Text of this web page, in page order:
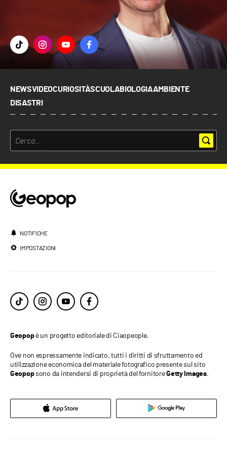
NEWSVIDEOCURIOSITÀSCUOLABIOLOGIAAMBIENTE
DISASTRI
NOTIFICHE
IMPOSTAZIONI
Geopopè un progetto editoriale di Ciaopeople.
Ove non espressamente indicato, tutti i diritti di sfruttamento ed
utilizzazione economica del materiale fotografico presente sul sito
Geopopsono da intendersi di proprietà del fornitoreGetty Images.